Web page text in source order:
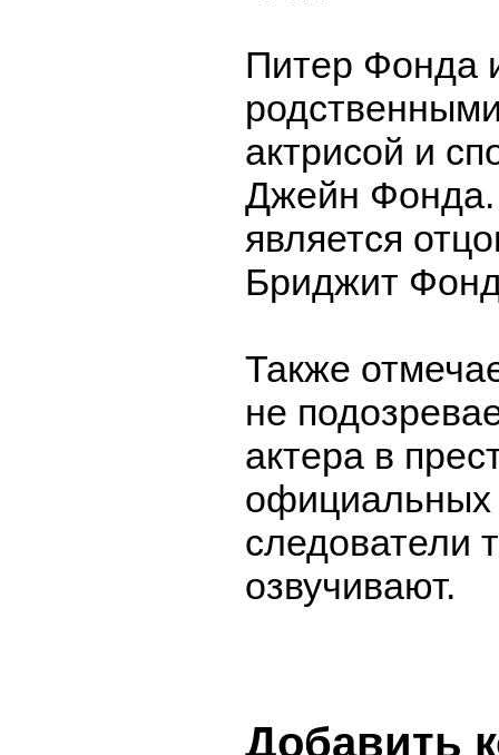
Питер Фонда
актрисой и
Джейн Фонда.
является
Бриджит
Также
не
актера в
официальных
следователи
озвучивают.
Добавить